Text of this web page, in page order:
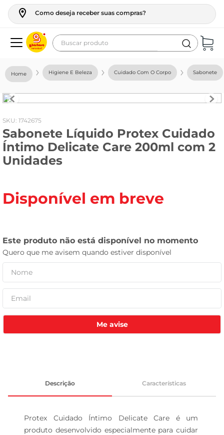
Como deseja receber suas compras?
Buscar produto
Higiene E Beleza Cuidado Com O Corpo Sabonete
: 1742675
Sabonete Líquido Protex Cuidado
Íntimo Delicate Care 200ml com 2
Unidades
Disponível em breve
Me avise
Descrição Características
Protex Cuidado Íntimo Delicate Care é um
produto desenvolvido especialmente para cuidar
geladeira
fogao
café
cerveja
vinho
celular